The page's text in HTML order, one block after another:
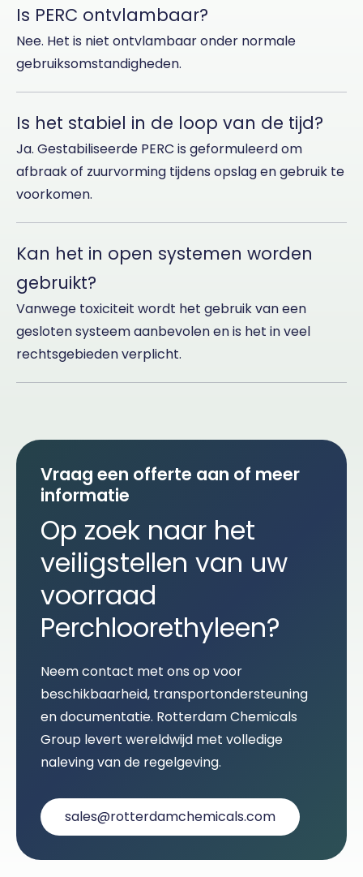
Is PERC ontvlambaar?
Nee. Het is niet ontvlambaar onder normale
gebruiksomstandigheden.
Is het stabiel in de loop van de tijd?
Ja. Gestabiliseerde PERC is geformuleerd om
afbraak of zuurvorming tijdens opslag en gebruik te
voorkomen.
Kan het in open systemen worden
gebruikt?
Vanwege toxiciteit wordt het gebruik van een
gesloten systeem aanbevolen en is het in veel
rechtsgebieden verplicht.
Vraag een offerte aan of meer
informatie
Op zoek naar het
veiligstellen van uw
voorraad
Perchloorethyleen?
Neem contact met ons op voor
beschikbaarheid, transportondersteuning
en documentatie. Rotterdam Chemicals
Group levert wereldwijd met volledige
naleving van de regelgeving.
sales@rotterdamchemicals.com